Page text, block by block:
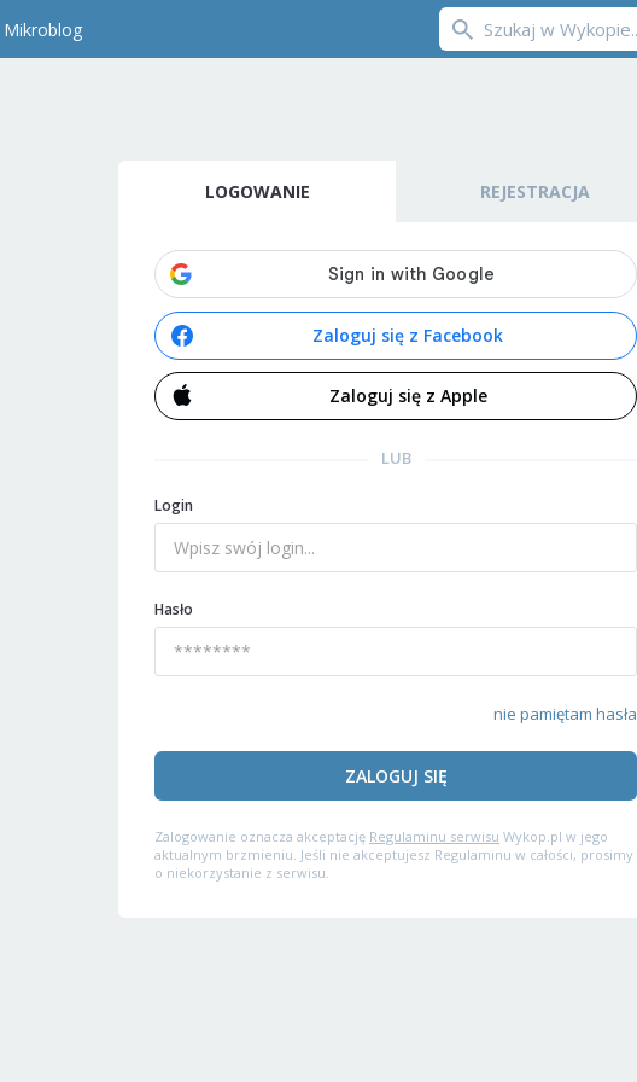
Mikroblog
LOGOWANIE REJESTRACJA
Zaloguj się z Facebook
Zaloguj się z Apple
LUB
Login
Hasło
nie pamiętam hasła
ZALOGUJ SIĘ
Zalogowanie oznacza akceptację Regulaminu serwisu Wykop.pl w jego
aktualnym brzmieniu. Jeśli nie akceptujesz Regulaminu w całości, prosimy
o niekorzystanie z serwisu.